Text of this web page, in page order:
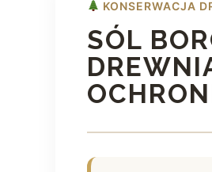
KONSERWACJA
SÓL